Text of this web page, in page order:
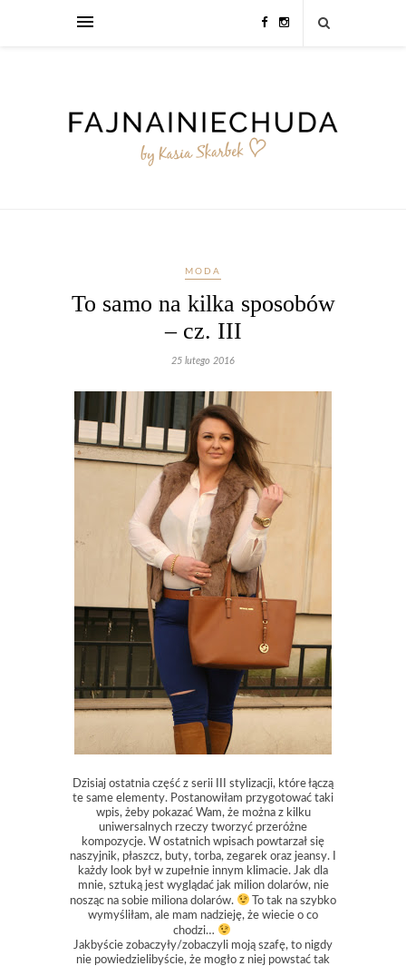
MODA
To samo na kilka sposobów
– cz. III
25 lutego 2016
Dzisiaj ostatnia część z serii III stylizacji, które łączą
te same elementy. Postanowiłam przygotować taki
wpis, żeby pokazać Wam, że można z kilku
uniwersalnych rzeczy tworzyć przeróżne
kompozycje. W ostatnich wpisach powtarzał się
naszyjnik, płaszcz, buty, torba, zegarek oraz jeansy. I
każdy look był w zupełnie innym klimacie. Jak dla
mnie, sztuką jest wyglądać jak milion dolarów, nie
nosząc na sobie miliona dolarów.
To tak na szybko
wymyśliłam, ale mam nadzieję, że wiecie o co
chodzi…
Jakbyście zobaczyły/zobaczyli moją szafę, to nigdy
nie powiedzielibyście, że mogło z niej powstać tak